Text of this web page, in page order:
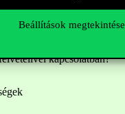
Beállítások megtekintése
1 482 5000
kapcsolatban?